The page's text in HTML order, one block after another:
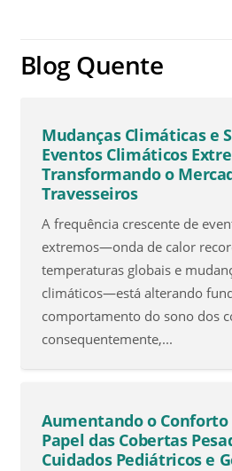
Blog Quente
Mudanças Climáticas e
Eventos Climáticos
Transformando o
Travesseiros
A frequência crescente de
extremos—onda de calor
temperaturas globais e
climáticos—está alterando
comportamento do sono dos
consequentemente,...
Aumentando o
Papel das Cobertas
Cuidados Pediátricos e